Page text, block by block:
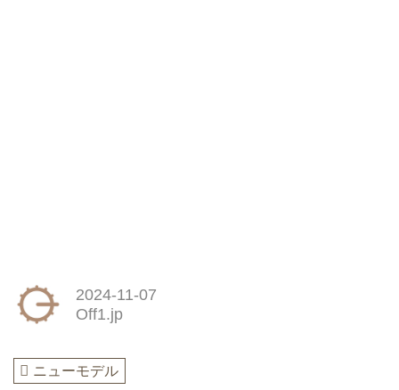
2024-11-07
Off1.jp
ニューモデル